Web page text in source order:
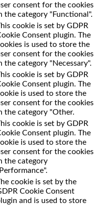
consent for the cookies
the category "Functional".
cookie is set by GDPR
Consent plugin. The
is used to store the
consent for the cookies
the category "Necessary".
cookie is set by GDPR
Consent plugin. The
is used to store the
consent for the cookies
the category "Other.
cookie is set by GDPR
Consent plugin. The
is used to store the
consent for the cookies
the category
cookie is set by the
Cookie Consent
and is used to store